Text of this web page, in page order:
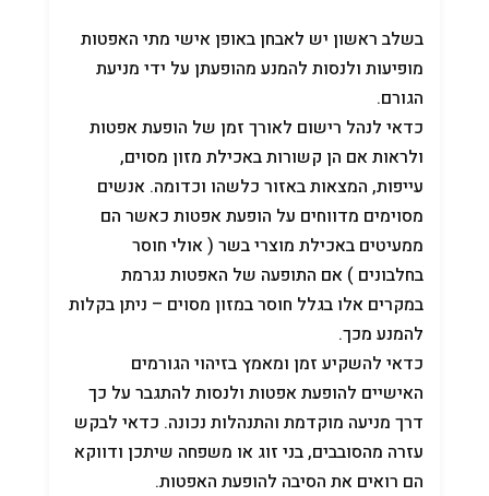
בשלב ראשון יש לאבחן באופן אישי מתי האפטות
מופיעות ולנסות להמנע מהופעתן על ידי מניעת
הגורם.
כדאי לנהל רישום לאורך זמן של הופעת אפטות
ולראות אם הן קשורות באכילת מזון מסוים,
עייפות, המצאות באזור כלשהו וכדומה. אנשים
מסוימים מדווחים על הופעת אפטות כאשר הם
ממעיטים באכילת מוצרי בשר ( אולי חוסר
בחלבונים ) אם התופעה של האפטות נגרמת
במקרים אלו בגלל חוסר במזון מסוים – ניתן בקלות
להמנע מכך.
כדאי להשקיע זמן ומאמץ בזיהוי הגורמים
האישיים להופעת אפטות ולנסות להתגבר על כך
דרך מניעה מוקדמת והתנהלות נכונה. כדאי לבקש
עזרה מהסובבים, בני זוג או משפחה שיתכן ודווקא
הם רואים את הסיבה להופעת האפטות.